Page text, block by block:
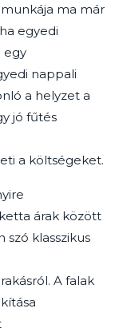
ma már
egyedi
egy
nappali
a helyzet a
jó fűtés
a költségeket.
árak között
szó klasszikus
A falak